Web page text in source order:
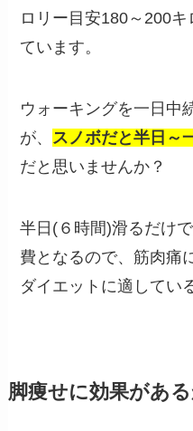
ロリー目安180～200
ています。
ウォーキングを一日中
が、 スノボだと半日～
だと思いませんか？
半日(６時間)滑るだけ
費となるので、筋肉痛
ダイエットに適してい
脚痩せに効果があ